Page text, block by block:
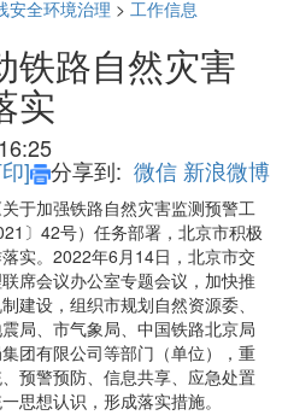
安全环境治理 > 工作信息
铁路自然灾害
实
] 分享到: 微信 新浪微博
于加强铁路自然灾害监测预警工
〕42号）任务部署，北京市积极
实。2022年6月14日，北京市交
席会议办公室专题会议，加快推
建设，组织市规划自然资源委、
局、市气象局、中国铁路北京局
团有限公司等部门（单位），重
预警预防、信息共享、应急处置
思想认识，形成落实措施。